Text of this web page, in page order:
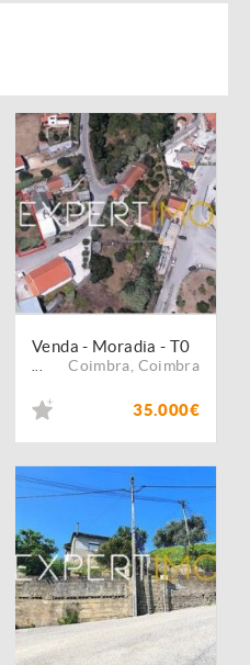
Venda - Moradia - T0
Coimbra Coimbra
35.000€